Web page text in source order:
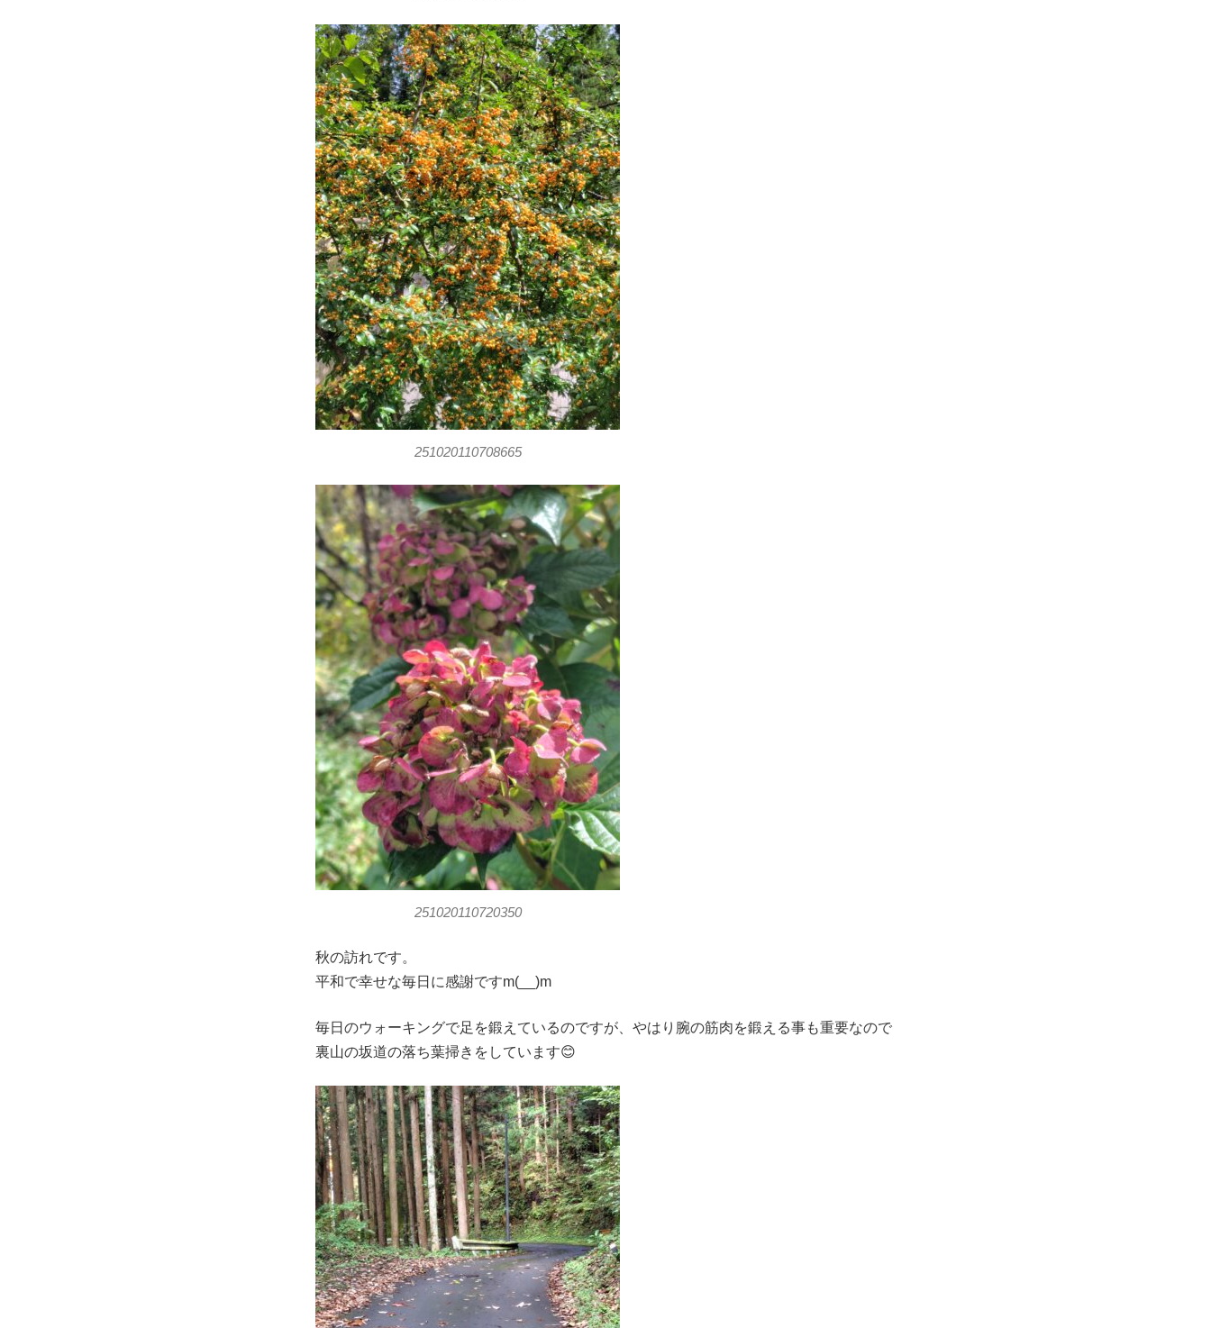
251020110708665
251020110720350
秋の訪れです。
平和で幸せな毎日に感謝ですm(__)m
毎日のウォーキングで足を鍛えているのですが、やはり腕の筋肉を鍛える事も重要なので
裏山の坂道の落ち葉掃きをしています😊